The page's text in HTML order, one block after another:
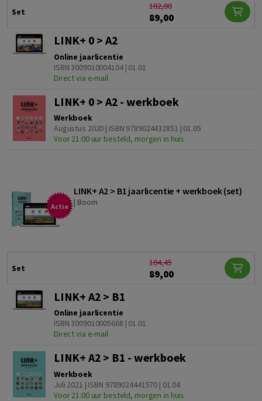
Set
102,00
89,00
LINK+ 0 > A2
Online jaarlicentie
ISBN 3009010004104 | 01.01
Direct via e-mail
LINK+ 0 > A2 - werkboek
Werkboek
Augustus 2020 | ISBN 9789024432851 | 01.05
Voor 21:00 uur besteld, morgen in huis
Actie
LINK+ A2 > B1 jaarlicentie + werkboek (set)
| Boom
Set
104,45
89,00
LINK+ A2 > B1
Online jaarlicentie
ISBN 3009010005668 | 01.01
Direct via e-mail
LINK+ A2 > B1 - werkboek
Werkboek
Juli 2021 | ISBN 9789024441570 | 01.04
Voor 21:00 uur besteld, morgen in huis